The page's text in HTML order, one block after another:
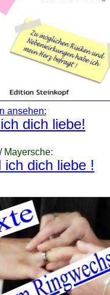
ansehen:
dich liebe!
Mayersche:
ich dich liebe !